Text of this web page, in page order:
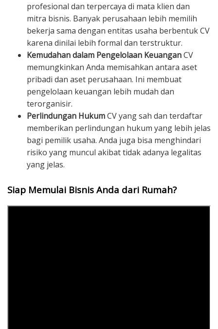
profesional dan terpercaya di mata klien dan
mitra bisnis. Banyak perusahaan lebih memilih
bekerja sama dengan entitas usaha berbentuk CV
karena dinilai lebih formal dan terstruktur.
Kemudahan dalam Pengelolaan KeuanganCV
memungkinkan Anda memisahkan antara aset
pribadi dan aset perusahaan. Ini membuat
pengelolaan keuangan lebih mudah dan
terorganisir.
Perlindungan HukumCV yang sah dan terdaftar
memberikan perlindungan hukum yang lebih jelas
bagi pemilik usaha. Anda juga bisa menghindari
risiko yang muncul akibat tidak adanya legalitas
yang jelas.
Siap Memulai Bisnis Anda dari Rumah?